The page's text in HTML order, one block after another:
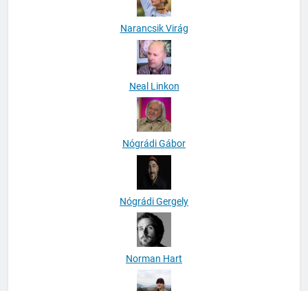
Narancsik Virág
Neal Linkon
Nógrádi Gábor
Nógrádi Gergely
Norman Hart